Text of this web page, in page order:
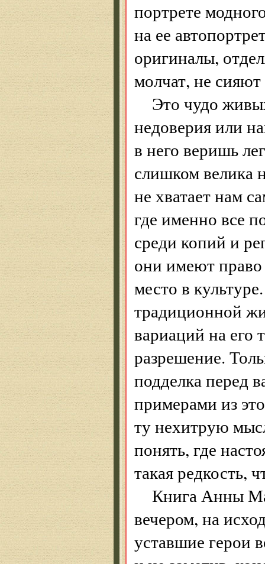
портрете
на ее
оригиналы,
молчат, не
Это чудо
недоверия или
в него веришь
слишком велика
не хватает нам
где именно все
среди копий и
они имеют право
место в
традиционной
вариаций на его
разрешение.
подделка перед
примерами из
ту нехитрую
понять, где
такая редкость,
Книга Анны
вечером, на
уставшие герои